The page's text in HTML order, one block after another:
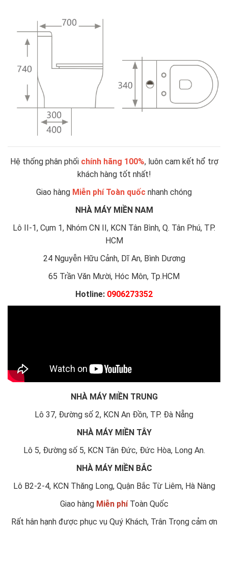
Hệ thống phân phối chính hãng 100%, luôn cam kết hổ trợ
khách hàng tốt nhất!
Giao hàng Miễn phí Toàn quốc nhanh chóng
NHÀ MÁY MIỀN NAM
Lô II-1, Cụm 1, Nhóm CN II, KCN Tân Bình, Q. Tân Phú, TP.
HCM
24 Nguyễn Hữu Cảnh, Dĩ An, Bình Dương
65 Trần Văn Mười, Hóc Môn, Tp.HCM
Hotline: 0906273352
NHÀ MÁY MIỀN TRUNG
Lô 37, Đường số 2, KCN An Đồn, TP. Đà Nẵng
NHÀ MÁY MIỀN TÂY
Lô 5, Đường số 5, KCN Tân Đức, Đức Hòa, Long An.
NHÀ MÁY MIỀN BẮC
Lô B2-2-4, KCN Thăng Long, Quận Bắc Từ Liêm, Hà Nàng
Giao hàng Miễn phíToàn Quốc
Rất hân hạnh được phục vụ Quý Khách, Trân Trọng cảm ơn